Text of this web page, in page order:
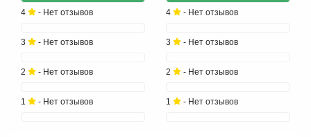
4 - Нет отзывов
3 - Нет отзывов
2 - Нет отзывов
1 - Нет отзывов
4 - Нет отзывов
3 - Нет отзывов
2 - Нет отзывов
1 - Нет отзывов